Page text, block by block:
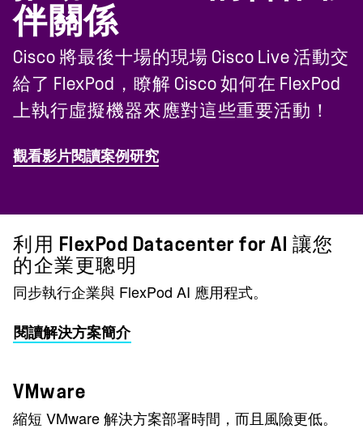
伴關係
Cisco 將最後十場的現場 Cisco Live 活動交
給了 FlexPod，瞭解 Cisco 如何在 FlexPod
上執行虛擬機器來應對這些重要活動！
觀看影片閱讀案例研究
利用 FlexPod Datacenter for AI 讓您
的企業更聰明
同步執行企業與 FlexPod AI 應用程式。
閱讀解決方案簡介
VMware
縮短 VMware 解決方案部署時間，而且風險更低。